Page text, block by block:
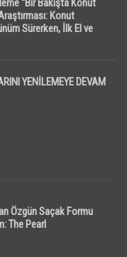
“Bir Bakışta Konut
Konut
Sürerken, İlk El ve
YENİLEMEYE DEVAM
Özgün Saçak Formu
The Pearl